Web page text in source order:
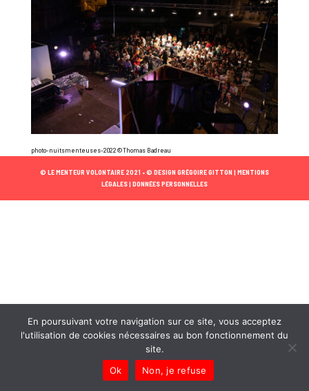
photo-nuitsmenteuses-2022©Thomas Badreau
© LE MENTEUR VOLONTAIRE 2021 •© DESIGN GRÉGOIRE GITTON | MENTIONS
LÉGALES | DONNÉES PERSONNELLES
En poursuivant votre navigation sur ce site, vous acceptez
l'utilisation de cookies nécessaires au bon fonctionnement du
site.
Ok
Non, je refuse